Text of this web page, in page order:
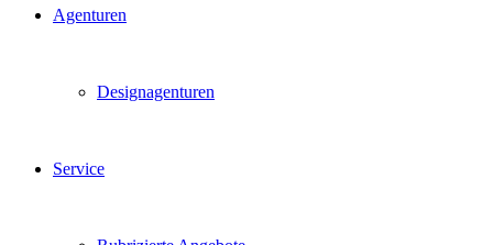
Agenturen
Designagenturen
Service